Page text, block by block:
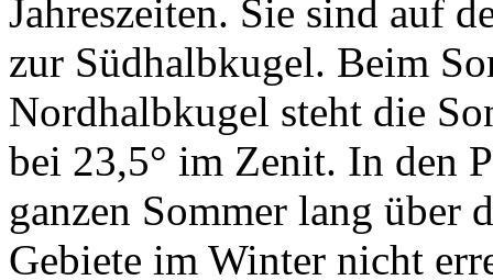
Jahreszeiten. Sie sind auf
zur Südhalbkugel. Beim
Nordhalbkugel steht die
bei 23,5° im Zenit. In den
ganzen Sommer lang über
Gebiete im Winter nicht